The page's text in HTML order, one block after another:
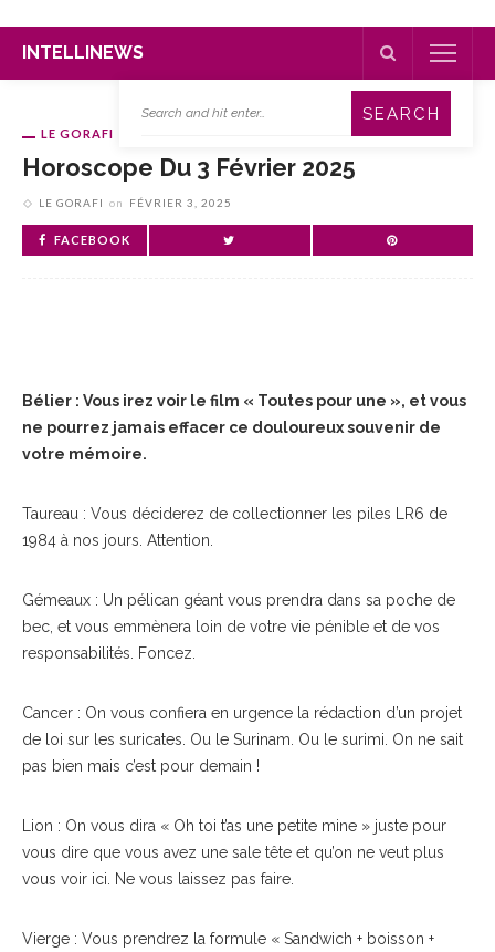
INTELLINEWS
LE GORAFI
Horoscope Du 3 Février 2025
LE GORAFI on FÉVRIER 3, 2025
FACEBOOK
Bélier : Vous irez voir le film « Toutes pour une », et vous
ne pourrez jamais effacer ce douloureux souvenir de
votre mémoire.
Taureau : Vous déciderez de collectionner les piles LR6 de
1984 à nos jours. Attention.
Gémeaux : Un pélican géant vous prendra dans sa poche de
bec, et vous emmènera loin de votre vie pénible et de vos
responsabilités. Foncez.
Cancer : On vous confiera en urgence la rédaction d’un projet
de loi sur les suricates. Ou le Surinam. Ou le surimi. On ne sait
pas bien mais c’est pour demain !
Lion : On vous dira « Oh toi t’as une petite mine » juste pour
vous dire que vous avez une sale tête et qu’on ne veut plus
vous voir ici. Ne vous laissez pas faire.
Vierge : Vous prendrez la formule « Sandwich + boisson +